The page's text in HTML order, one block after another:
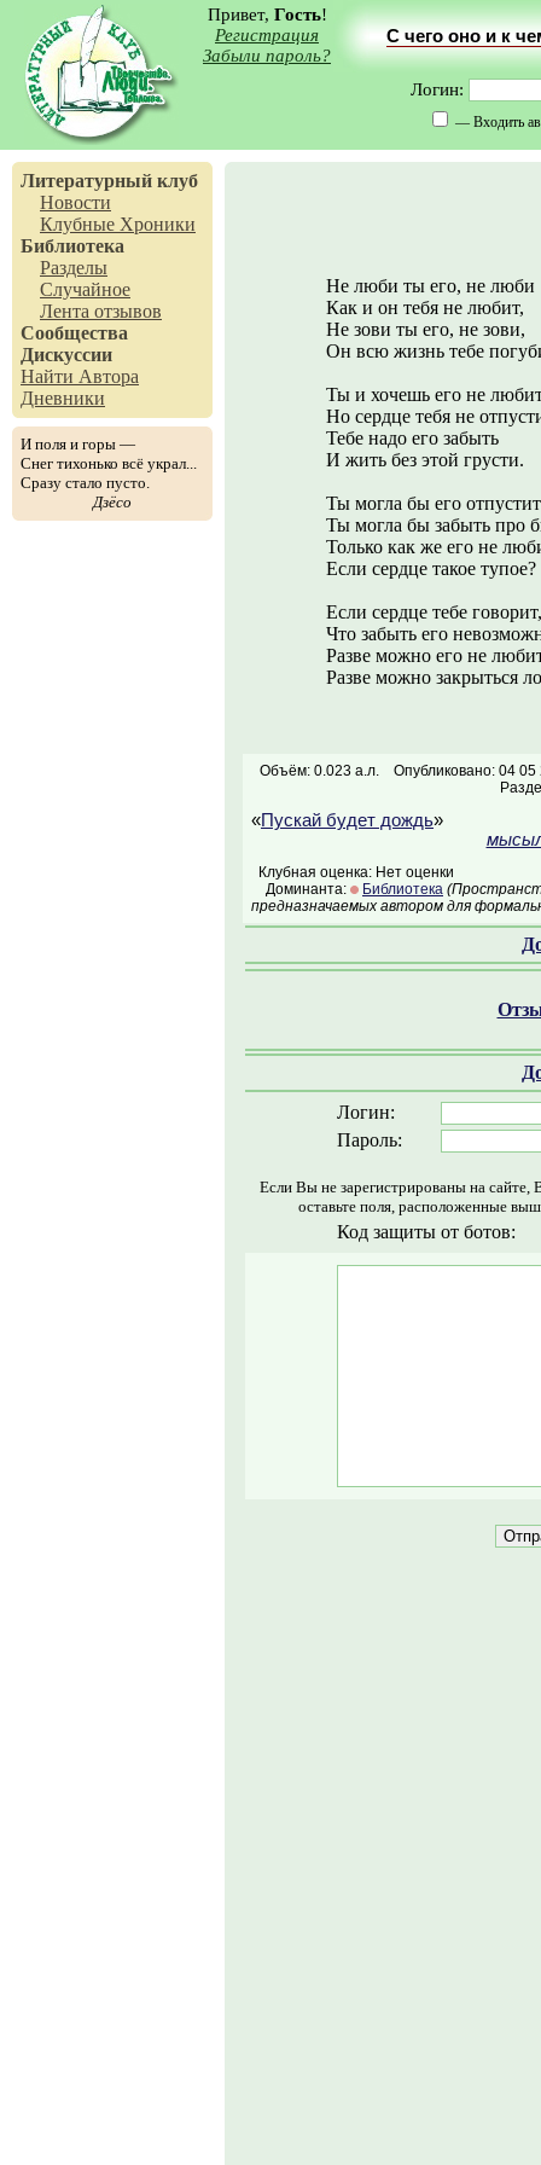
Привет, Гость!
Регистрация
Забыли пароль?
С чего оно и к
Логин:
— Входить
Литературный клуб
Новости
Клубные Хроники
Библиотека
Разделы
Случайное
Лента отзывов
Сообщества
Дискуссии
Найти Автора
Дневники
И поля и горы —
Снег тихонько всё украл...
Сразу стало пусто.
Дзёсо
Не люби ты его, не люби
Как и он тебя не любит,
Не зови ты его, не зови,
Он всю жизнь тебе
Ты и хочешь его не
Но сердце тебя не
Тебе надо его забыть
И жить без этой грусти.
Ты могла бы его
Ты могла бы забыть про
Только как же его не
Если сердце такое тупое?
Если сердце тебе говорит,
Что забыть его
Разве можно его не
Разве можно закрыться
Объём: 0.023 а.л.
Опубликовано: 04 05
«Пускай будет дождь»
Клубная оценка: Нет оценки
Доминанта:
Библиотека
предназначаемых автором для
Логин:
Пароль:
Если Вы не зарегистрированы на
оставьте поля, расположенные
Код защиты от ботов: